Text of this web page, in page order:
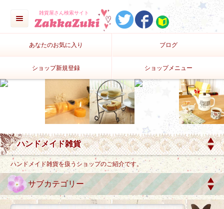
雑貨屋さん検索サイト
あなたのお気に入り ブログ
ショップ新規登録 ショップメニュー
ハンドメイド雑貨を扱うショップのご紹介です。